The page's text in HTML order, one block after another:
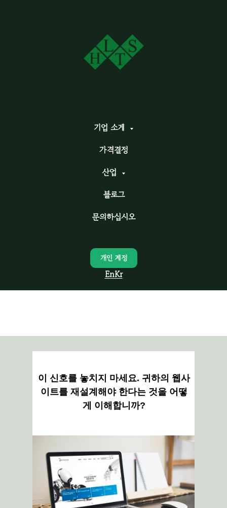
기업 소게
가격결정
산업
블로그
문의하십시오
개인 계정
EnKr
이 신호를 놓치지 마세요. 귀하의 웹사
이트를 재설계해야 한다는 것을 어떻
게 이해합니까?